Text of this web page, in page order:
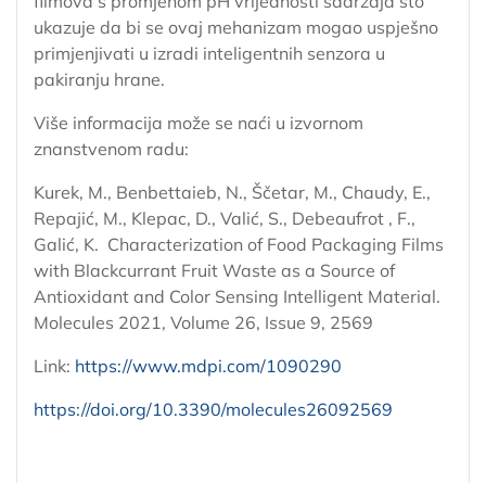
ukazuje da bi se ovaj mehanizam mogao uspješno
primjenjivati u izradi inteligentnih senzora u
pakiranju hrane.
Više informacija može se naći u izvornom
znanstvenom radu:
Kurek, M., Benbettaieb, N., Ščetar, M., Chaudy, E.,
Repajić, M., Klepac, D., Valić, S., Debeaufrot , F.,
Galić, K. Characterization of Food Packaging Films
with Blackcurrant Fruit Waste as a Source of
Antioxidant and Color Sensing Intelligent Material.
Molecules 2021, Volume 26, Issue 9, 2569
Link: https://www.mdpi.com/1090290
https://doi.org/10.3390/molecules26092569